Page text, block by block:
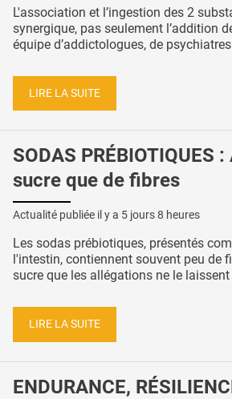
L'association et l’ingestion des 2
synergique, pas seulement l’addition
équipe d’addictologues, de
LIRE LA SUITE
SODAS PRÉBIOTIQUES
sucre que de fibres
Actualité publiée il y a 5 jours 8 heures
Les sodas prébiotiques, présentés
l'intestin, contiennent souvent peu de
sucre que les allégations ne le laissent
LIRE LA SUITE
ENDURANCE,